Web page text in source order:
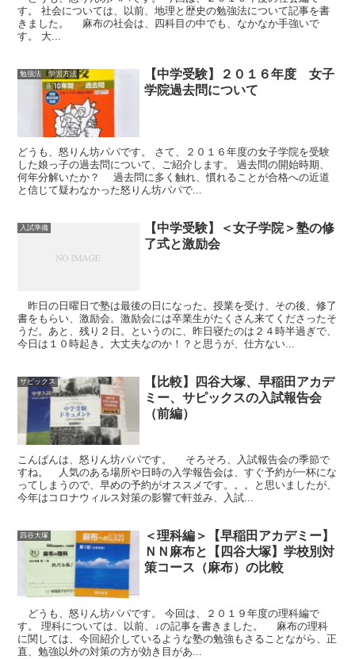
す。 社会については、以前、地理と歴史の勉強法について記事を書
きました。 麻布の社会は、四科目の中でも、なかなか手強いで
す。 大...
勉強法 学習方法
【中学受験】２０１６年度 女子
学院過去問について
どうも、怒りん坊パパです。 さて、２０１６年度の女子学院を受験
した娘っ子の過去問について、ご紹介します。 過去問の開始時期、
何年分解いたか？ 過去問に多く触れ、慣れることが合格への近道
と信じて疑わなかった怒りん坊パパで...
入試準備
【中学受験】＜女子学院＞塾の修
了式と激励会
昨日の日曜日で塾は最後の日になった。授業を受け、その後、修了
書をもらい、激励会。激励会には卒業生がたくさん来てくださったそ
うだ。あと、残り２日。というのに、昨日寝たのは２４時半過ぎで、
今日は１０時起き。大丈夫なのか！？と思うが、仕方ない...
サピックス
【比較】四谷大塚、早稲田アカデ
ミー、サピックスの入試報告会
（前編）
こんばんは、怒りん坊パパです。 そろそろ、入試報告会の季節で
すね。 人気のある場所や日時の入学報告会は、すぐ予約が一杯にな
ってしまうので、早めの予約がオススメです。。。と思いましたが、
今年はコロナウィルス対策の影響で軒並み、入試...
四谷大塚
＜理科編＞【早稲田アカデミー】
ＮＮ麻布と【四谷大塚】学校別対
策コース（麻布）の比較
どうも、怒りん坊パパです。 今回は、２０１９年度の理科編で
す。 理科については、以前、↓の記事を書きました。 麻布の理科
に関しては、今回紹介しているような塾の勉強もさることながら、正
直、勉強以外の対策の方が効き目があ...